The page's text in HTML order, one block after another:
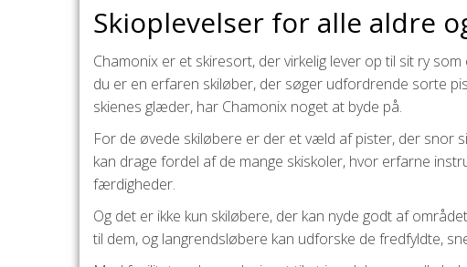
Skioplevelser for alle aldre
Chamonix er et skiresort, der virkelig lever op til sit ry
du er en erfaren skiløber, der søger udfordrende sorte
skienes glæder, har Chamonix noget at byde på.
For de øvede skiløbere er der et væld af pister, der snor
kan drage fordel af de mange skiskoler, hvor erfarne
færdigheder.
Og det er ikke kun skiløbere, der kan nyde godt af
til dem, og langrendsløbere kan udforske de fredfyldte,